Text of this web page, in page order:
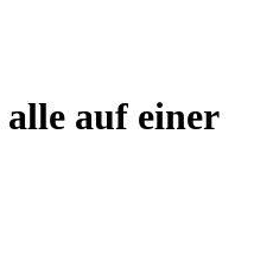
alle auf einer